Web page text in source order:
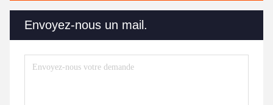
Envoyez-nous un mail.